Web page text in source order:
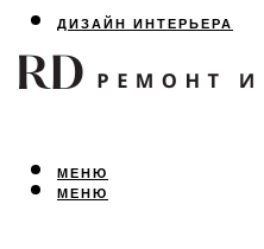
ДИЗАЙН ИНТЕРЬЕРА
ЛАНДШАФТНЫЙ ДИЗАЙН
ВСЕ ПРО РЕМОНТ
МЕНЮ
МЕНЮ